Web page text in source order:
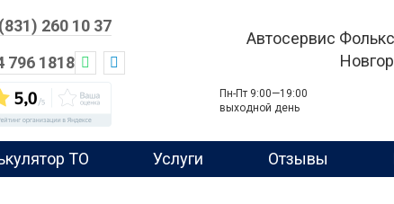
260 10 37
796 1818
Автосервис
Пн-Пт 9:00—19:00
выходной день
ТО Услуги Отзывы